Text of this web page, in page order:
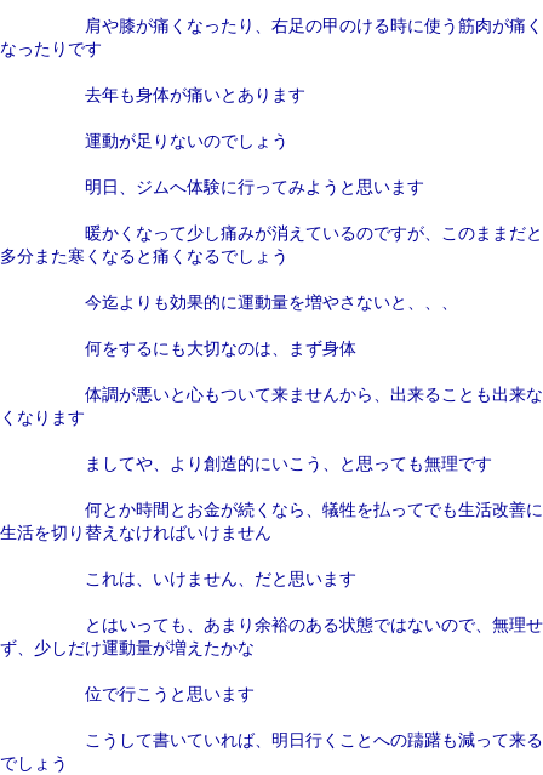
肩や膝が痛くなったり、右足の甲のける時に使う筋肉が痛く
なったりです
去年も身体が痛いとあります
運動が足りないのでしょう
明日、ジムへ体験に行ってみようと思います
暖かくなって少し痛みが消えているのですが、このままだと
多分また寒くなると痛くなるでしょう
今迄よりも効果的に運動量を増やさないと、、、
何をするにも大切なのは、まず身体
体調が悪いと心もついて来ませんから、出来ることも出来な
くなります
ましてや、より創造的にいこう、と思っても無理です
何とか時間とお金が続くなら、犠牲を払ってでも生活改善に
生活を切り替えなければいけません
これは、いけません、だと思います
とはいっても、あまり余裕のある状態ではないので、無理せ
ず、少しだけ運動量が増えたかな
位で行こうと思います
こうして書いていれば、明日行くことへの躊躇も減って来る
でしょう